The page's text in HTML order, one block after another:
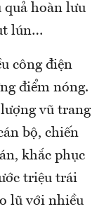
hoàn lưu
lún…
công điện
điểm nóng.
vũ trang
bộ, chiến
khắc phục
triệu trái
lũ với nhiều